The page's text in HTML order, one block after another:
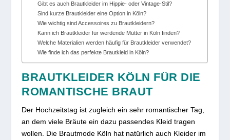
Gibt es auch Brautkleider im Hippie- oder Vintage-Stil?
Sind kurze Brautkleider eine Option in Köln?
Wie wichtig sind Accessoires zu Brautkleidern?
Kann ich Brautkleider für werdende Mütter in Köln finden?
Welche Materialien werden häufig für Brautkleider verwendet?
Wie finde ich das perfekte Brautkleid in Köln?
BRAUTKLEIDER KÖLN FÜR DIE
ROMANTISCHE BRAUT
Der Hochzeitstag ist zugleich ein sehr romantischer Tag,
an dem viele Bräute ein dazu passendes Kleid tragen
wollen. Die Brautmode Köln hat natürlich auch Kleider im